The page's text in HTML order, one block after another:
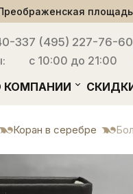
площадь
337 (495) 227-76-60
с 10:00 до 21:00
КОМПАНИИ
Коран в серебре